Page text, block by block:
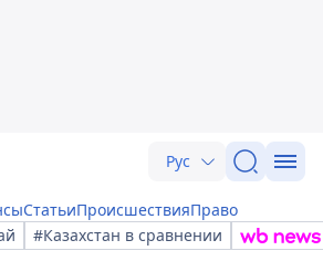
Рус
СтатьиПроисшествияПраво
#Казахстан в сравнении